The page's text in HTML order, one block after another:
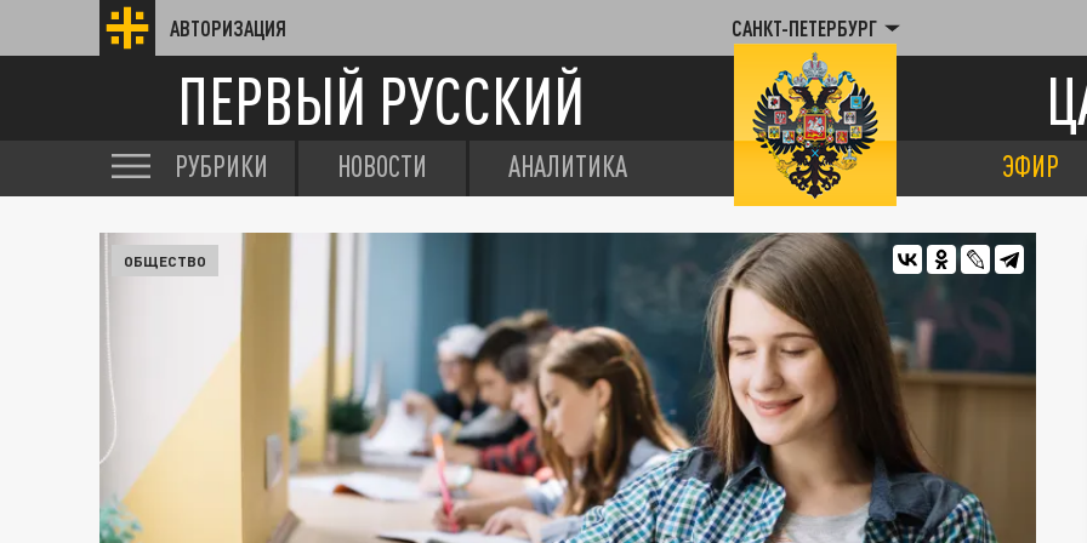
АВТОРИЗАЦИЯ САНКТ-ПЕТЕРБУРГ
ПЕРВЫЙ РУССКИЙ
РУБРИКИ НОВОСТИ АНАЛИТИКА ЭФИР
ОБЩЕСТВО